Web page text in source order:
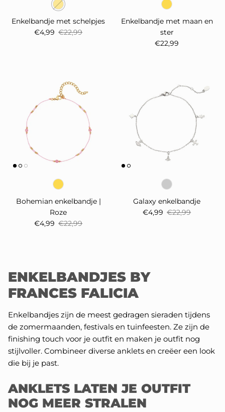
Enkelbandje met schelpjes
Verkoopprijs
€4,99 Reguliere prijs
€22,99
Enkelbandje met maan en
ster
Reguliere prijs
€22,99
Bohemian enkelbandje |
Roze
Verkoopprijs
€4,99 Reguliere prijs
€22,99
Galaxy enkelbandje
Verkoopprijs
€4,99 Reguliere prijs
€22,99
ENKELBANDJES BY
FRANCES FALICIA
Enkelbandjes zijn de meest gedragen sieraden tijdens
de zomermaanden, festivals en tuinfeesten. Ze zijn de
finishing touch voor je outfit en maken je outfit nog
stijlvoller. Combineer diverse anklets en creëer een look
die bij je past.
ANKLETS LATEN JE OUTFIT
NOG MEER STRALEN
Sluiten
💸 CADEAUTJE